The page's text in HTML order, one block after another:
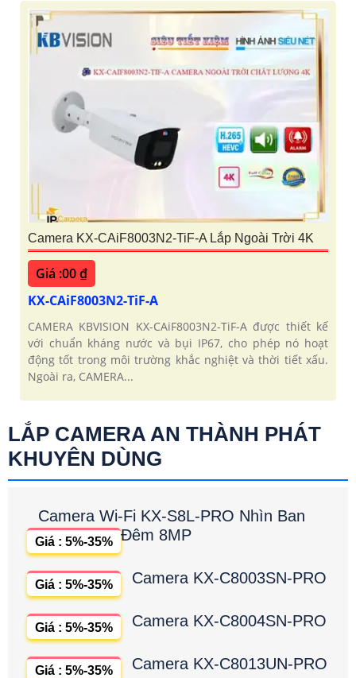
Camera KX-CAiF8003N2-TiF-A Lắp Ngoài Trời 4K
Giá :00 ₫
KX-CAiF8003N2-TiF-A
CAMERA KBVISION KX-CAiF8003N2-TiF-A được thiết kế
với chuẩn kháng nước và bụi IP67, cho phép nó hoạt
động tốt trong môi trường khắc nghiệt và thời tiết xấu.
Ngoài ra, CAMERA...
LẮP CAMERA AN THÀNH PHÁT
KHUYÊN DÙNG
Camera Wi-Fi KX-S8L-PRO Nhìn Ban
Đêm 8MP
Giá : 5%-35%
Camera KX-C8003SN-PRO
Giá : 5%-35%
Camera KX-C8004SN-PRO
Giá : 5%-35%
Camera KX-C8013UN-PRO
Giá : 5%-35%